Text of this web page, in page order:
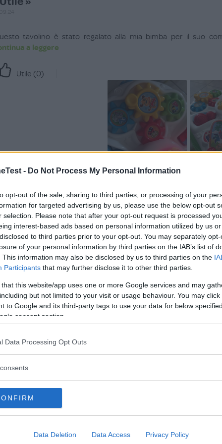
- Do Not Process My Personal Information
opt-out of the sale, sharing to third parties, or processing of your
for targeted advertising by us, please use the below opt-out
selection. Please note that after your opt-out request is processed
interest-based ads based on personal information utilized by us
to third parties prior to your opt-out. You may separately
of your personal information by third parties on the IAB’s list of
This information may also be disclosed by us to third parties on the
Participants that may further disclose it to other third parties.
that this website/app uses one or more Google services and may
but not limited to your visit or usage behaviour. You may
to Google and its third-party tags to use your data for below
consent section.
Data Processing Opt Outs
Data Deletion Data Access Privacy Policy
tavolino è stato regalato alla mia bimba per il suo
a leggere
Utile (0)
miei nipoti lo hanno usata tantissimo! Sia perché
a leggere
Utile (0)
multiattività»
tavolino multiattività regalato al mio primo
Utile (0)